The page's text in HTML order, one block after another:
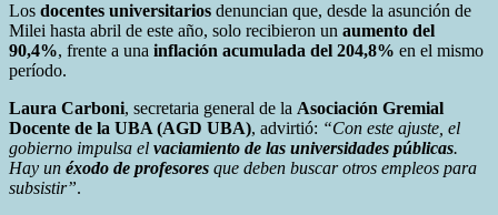
Los docentes universitarios denuncian que, desde la asunción de
Milei hasta abril de este año, solo recibieron un aumento del
90,4%, frente a una inflación acumulada del 204,8% en el mismo
período.
Laura Carboni, secretaria general de la Asociación Gremial
Docente de la UBA (AGD UBA), advirtió: “Con este ajuste, el
gobierno impulsa el vaciamiento de las universidades públicas.
Hay un éxodo de profesores que deben buscar otros empleos para
subsistir”.